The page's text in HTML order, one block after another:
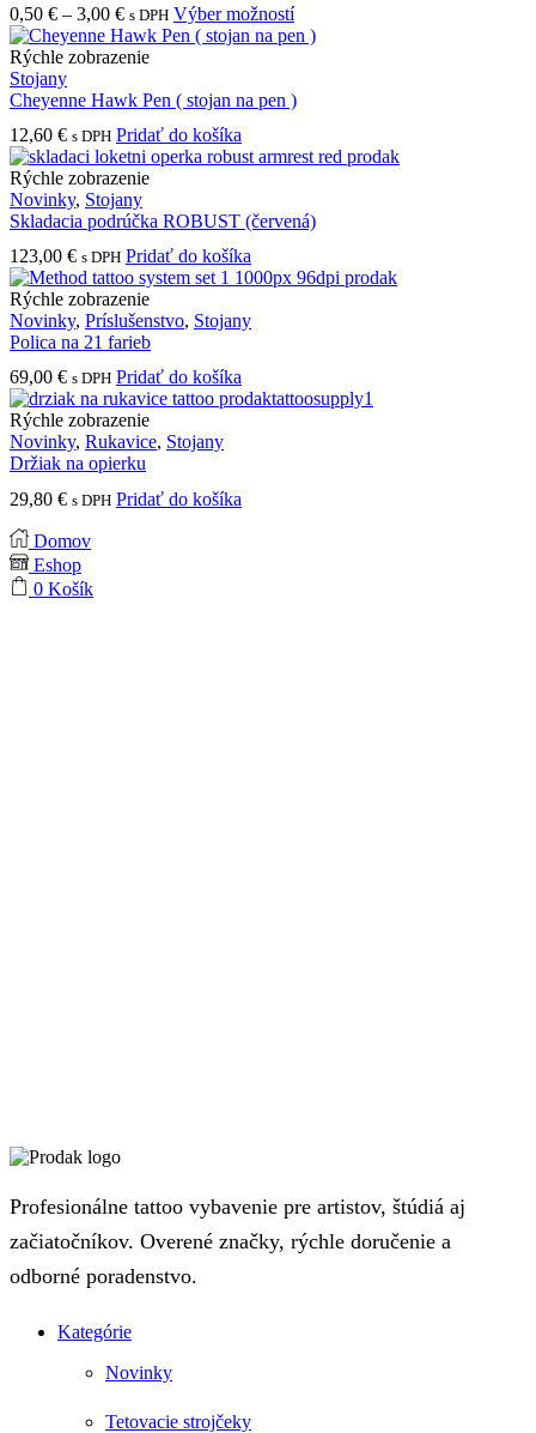
0,50 € – 3,00 €Price
range:
0,50 €
3,00 €
s DPH Výber možnostíTento
produkt
variantov.
môžete
stránke
Rýchle zobrazenie
Stojany
Cheyenne Hawk Pen ( stojan na pen )
12,60 € s DPH Pridať do košíka
Rýchle zobrazenie
Novinky, Stojany
Skladacia podrúčka ROBUST (červená)
123,00 € s DPH Pridať do košíka
Rýchle zobrazenie
Novinky, Príslušenstvo, Stojany
Polica na 21 farieb
69,00 € s DPH Pridať do košíka
Rýchle zobrazenie
Novinky, Rukavice, Stojany
Držiak na opierku
29,80 € s DPH Pridať do košíka
Domov
Eshop
0 Košík
Profesionálne tattoo vybavenie pre artistov, štúdiá aj
začiatočníkov. Overené značky, rýchle doručenie a
odborné poradenstvo.
Kategórie
Novinky
Tetovacie strojčeky